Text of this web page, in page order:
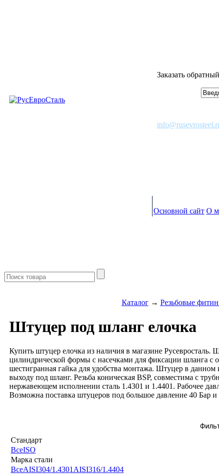
Заказать
Основной сайт О
Каталог→ Резьбовые
Штуцер под шланг елочка
Купить штуцер елочка из наличия в магазине
цилиндрической формы с насечками для фиксации шланга с
шестигранная гайка для удобства монтажа. Штуцер в
выходу под шланг. Резьба коническая BSP, совместима с
нержавеющем исполнении сталь 1.4301 и 1.4401. Рабочее
Возможна поставка штуцеров под большое давление 40 Бар
Стандарт
ВсеISO
Марка стали
ВсеAISI304/1.4301 AISI316/1.4404